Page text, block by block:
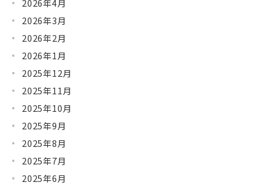
2026年4月
2026年3月
2026年2月
2026年1月
2025年12月
2025年11月
2025年10月
2025年9月
2025年8月
2025年7月
2025年6月